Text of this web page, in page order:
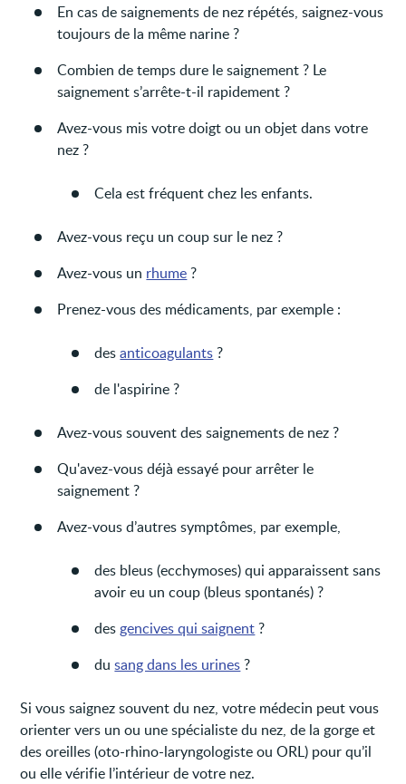
En cas de saignements de nez répétés, saignez-vous
toujours de la même narine ?
Combien de temps dure le saignement ? Le
saignement s’arrête-t-il rapidement ?
Avez-vous mis votre doigt ou un objet dans votre
nez ?
Cela est fréquent chez les enfants.
Avez-vous reçu un coup sur le nez ?
Avez-vous un rhume ?
Prenez-vous des médicaments, par exemple :
desanticoagulants ?
de l'aspirine ?
Avez-vous souvent des saignements de nez ?
Qu'avez-vous déjà essayé pour arrêter le
saignement ?
Avez-vous d’autres symptômes, par exemple,
des bleus (ecchymoses) qui apparaissent sans
avoir eu un coup (bleus spontanés) ?
des gencives qui saignent ?
dusang dans les urines ?
Si vous saignez souvent du nez, votre médecin peut vous
orienter vers un ou une spécialiste du nez, de la gorge et
des oreilles (oto-rhino-laryngologiste ou ORL) pour qu’il
ou elle vérifie l’intérieur de votre nez.